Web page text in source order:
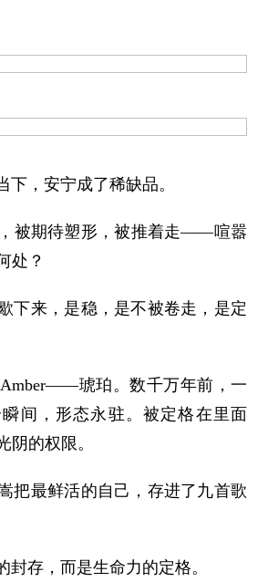
，安宁成了稀缺品。
期待塑形，被推着走——喧嚣
处？
来，是稳，是不被卷走，是定
琥珀。数千万年前，一
间，形态永驻。被定格在里面
阴的权限。
最鲜活的自己，存进了九首歌
存，而是生命力的定格。